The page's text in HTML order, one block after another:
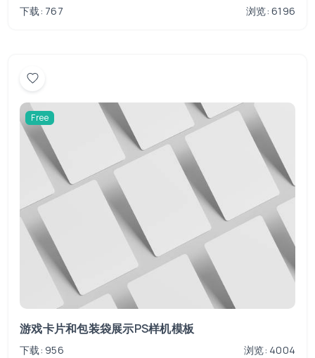
下载: 767 浏览: 6196
Free
游戏卡片和包装袋展示PS样机模板
下载: 956 浏览: 4004